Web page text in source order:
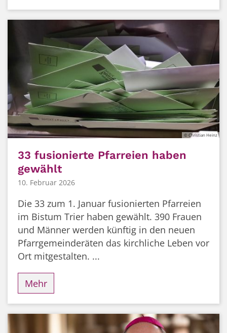
© Christian Heinz
33 fusionierte Pfarreien haben
gewählt
10. Februar 2026
Die 33 zum 1. Januar fusionierten Pfarreien
im Bistum Trier haben gewählt. 390 Frauen
und Männer werden künftig in den neuen
Pfarrgemeinderäten das kirchliche Leben vor
Ort mitgestalten. ...
Mehr